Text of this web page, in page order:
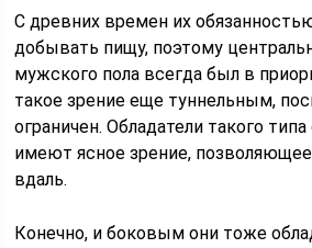
С древних времен их
добывать пищу, поэтому
мужского пола всегда был в
такое зрение еще туннельным,
ограничен. Обладатели такого типа
имеют ясное зрение,
вдаль.
Конечно, и боковым они тоже